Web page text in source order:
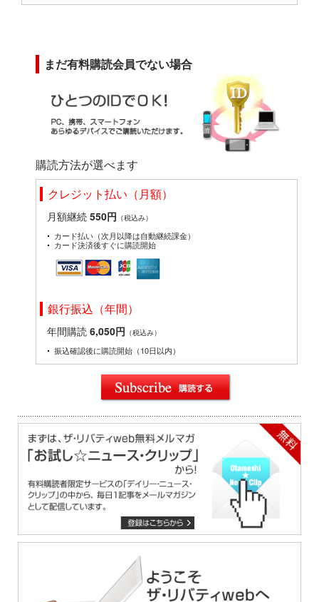
まだ有料購読会員でない場合
購読方法が選べます
クレジット払い（月額）
月額継続 550円 （税込み）
カード払い（次月以降は自動継続課金）
カード決済後すぐに購読開始
銀行振込（年間）
年間購読 6,050円 （税込み）
振込確認後に購読開始（10日以内）